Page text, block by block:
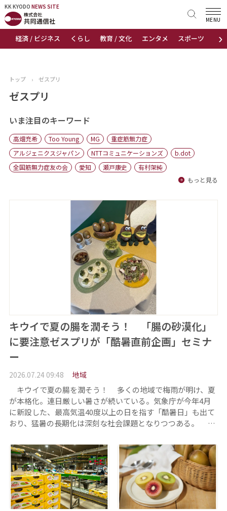
KK KYODO NEWS SITE
›
経済 / ビジネス くらし 教育 / 文化 エンタメ スポーツ 地域
MENU
KK KYODONEWS SITE
トップページ
ニュース
おすすめコンテンツ
出版物
会社概要
トップ › ゼスプリ
ゼスプリ
いま注目のキーワード
高畑充希 Too Young MG
重症筋無力症
アルジェニクスジャパン
NTTコミュニケーションズ
b.dot
全国筋無力症友の会
愛知 瀬戸康史
有村架純
もっと見る
キウイで夏の腸を潤そう！ 「腸の砂漠化」
に要注意ゼスプリが「酷暑直前企画」セミナ
ー
2026.07.24 09:48 地域
キウイで夏の腸を潤そう！ 多くの地域で梅雨が明け、夏
が本格化。連日厳しい暑さが続いている。気象庁が今年4月
に新設した、最高気温40度以上の日を指す「酷暑日」も出て
おり、猛暑の長期化は深刻な社会課題となりつつある。 …